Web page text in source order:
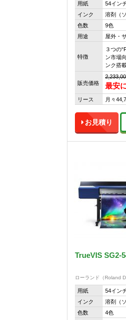
用紙
54イン
インク
溶剤（
色数
9色
用途
屋外・
特徴
３つの
ン市場
ンク搭
販売価格 最安
リース 月々
お見積り
TrueVIS SG2-
ローランド（Roland
用紙
54イン
インク
溶剤（
色数
4色